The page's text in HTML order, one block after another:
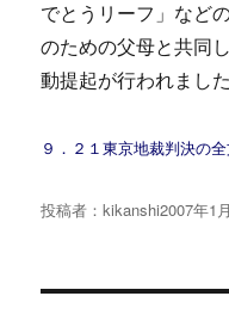
でとうリーフ」など
のための父母と共同
動提起が行われました
９．２１東京地裁判決の
投稿者：kikanshi投
2007年1